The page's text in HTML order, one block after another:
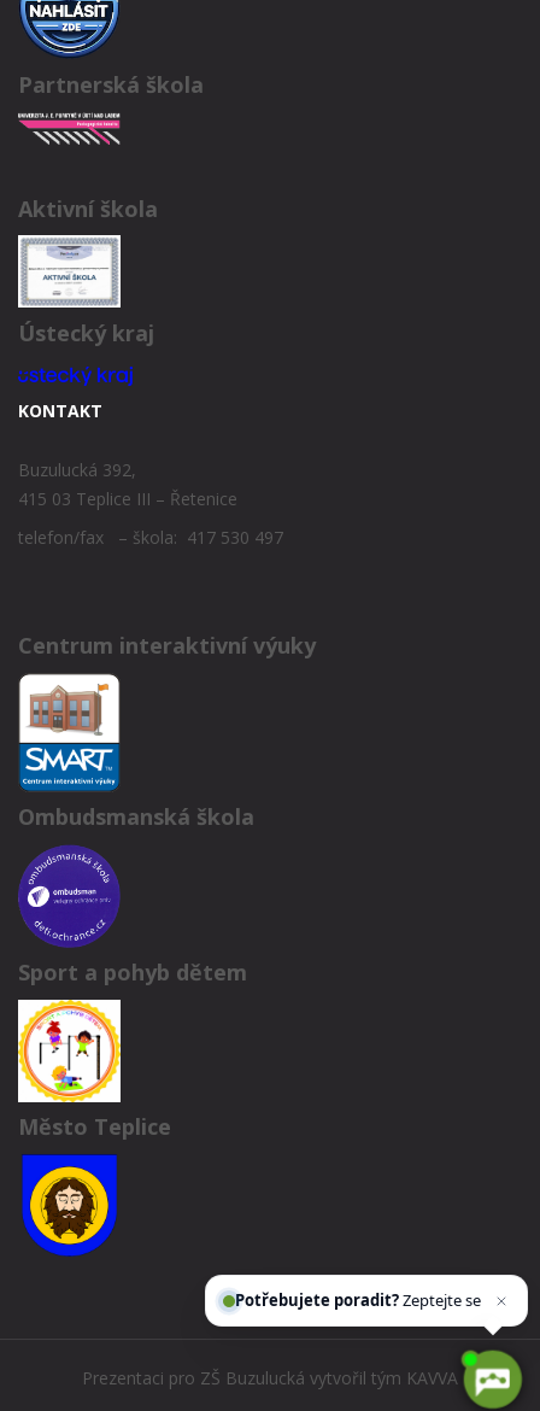
Partnerská škola
Aktivní škola
Ústecký kraj
KONTAKT
Buzulucká 392,
415 03 Teplice III – Řetenice
telefon/fax – škola: 417 530 497
Centrum interaktivní výuky
Ombudsmanská škola
Sport a pohyb dětem
Město Teplice
Prezentaci pro ZŠ Buzulucká vytvořil tým KAVVA
Potřebujete poradit?Zeptejte se našeho